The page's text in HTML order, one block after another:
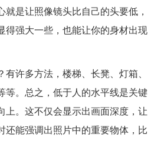
是让照像镜头比自己的头要低，
得强大一些，也能让你的身材出现
许多方法，楼梯、长凳、灯箱、
等。总之，低于人的水平线是关键
上。这不仅会显示出画面深度，让
还能强调出照片中的重要物体，比